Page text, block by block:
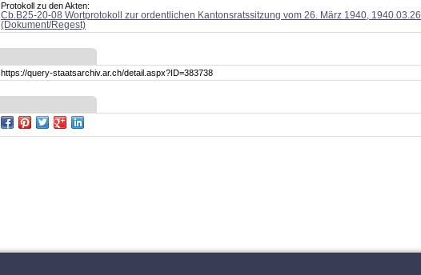
Protokoll zu den Akten:
Cb.B25-20-08 Wortprotokoll zur ordentlichen Kantonsratssitzung vom 26. März 1940, 1940.03.26
(Dokument/Regest)
https://query-staatsarchiv.ar.ch/detail.aspx?ID=383738